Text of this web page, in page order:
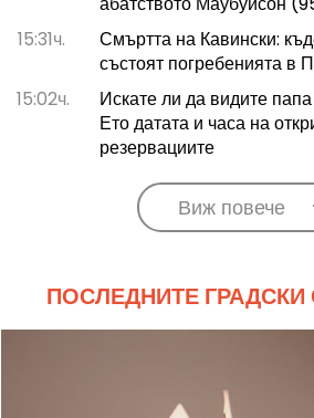
15:31ч.
Смъртта на Кавински:
състоят погребенията в
15:02ч.
Искате ли да видите
Ето датата и часа на
резервациите
Виж повече
ПОСЛЕДНИТЕ